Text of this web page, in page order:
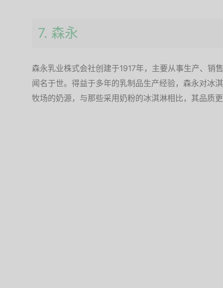
7. 森永
森永乳业株式会社创建于1917年，主要从事生产、销
闻名于世。得益于多年的乳制品生产经验，森永对冰
牧场的奶源，与那些采用奶粉的冰淇淋相比，其品质